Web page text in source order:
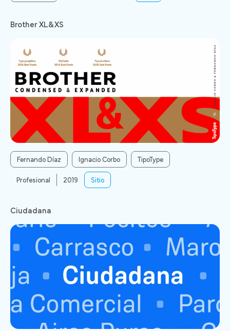
Brother XL&XS
Profesional 2019 Sitio
Fernando Díaz Ignacio Corbo TipoType
Ciudadana